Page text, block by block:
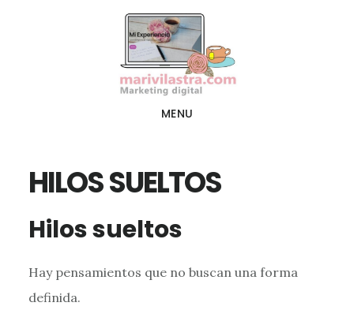
MENU
HILOS SUELTOS
Hilos sueltos
Hay pensamientos que no buscan una forma
definida.